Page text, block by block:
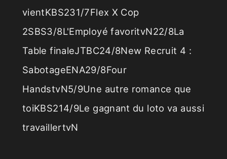
vientKBS231/7Flex X Cop
2SBS3/8L'Employé favoritvN22/8La
Table finaleJTBC24/8New Recruit 4 :
SabotageENA29/8Four
HandstvN5/9Une autre romance que
toiKBS214/9Le gagnant du loto va aussi
travaillertvN